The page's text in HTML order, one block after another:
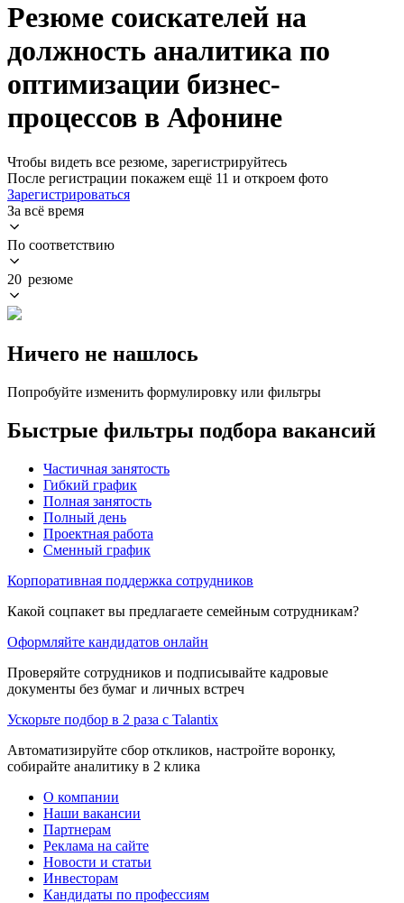
Резюме соискателей на
должность аналитика по
оптимизации бизнес-
процессов в Афонине
Чтобы видеть все резюме, зарегистрируйтесь
После регистрации покажем ещё 11 и откроем фото
Зарегистрироваться
За всё время
По соответствию
20 резюме
Ничего не нашлось
Попробуйте изменить формулировку или фильтры
Быстрые фильтры подбора вакансий
Частичная занятость
Гибкий график
Полная занятость
Полный день
Проектная работа
Сменный график
Корпоративная поддержка сотрудников
Какой соцпакет вы предлагаете семейным сотрудникам?
Оформляйте кандидатов онлайн
Проверяйте сотрудников и подписывайте кадровые
документы без бумаг и личных встреч
Ускорьте подбор в 2 раза с Talantix
Автоматизируйте сбор откликов, настройте воронку,
собирайте аналитику в 2 клика
О компании
Наши вакансии
Партнерам
Реклама на сайте
Новости и статьи
Инвесторам
Кандидаты по профессиям